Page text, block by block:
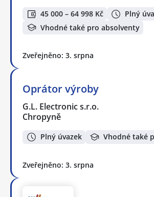
45 000 – 64 998 Kč
Plný
Vhodné také pro absolventy
Zveřejněno: 3. srpna
Oprátor výroby
G.L. Electronic s.r.o.
Chropyně
Plný úvazek Vhodné také
Zveřejněno: 3. srpna